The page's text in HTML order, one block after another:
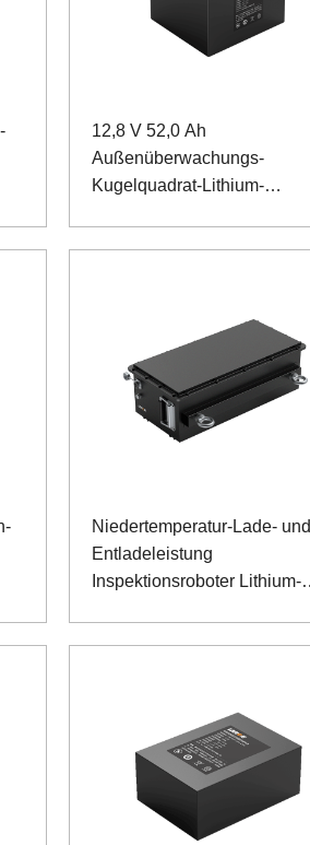
12,8 V 52,0 Ah
Außenüberwachungs-
Kugelquadrat-Lithium-
Niedertemperatur-Lade- und
Entladeleistung
Inspektionsroboter Lithium-